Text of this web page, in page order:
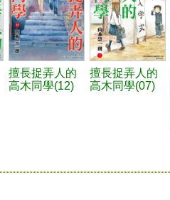
擅長捉弄人的
高木同學(12)
擅長捉弄人的
高木同學(07)